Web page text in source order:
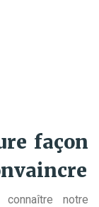
façon
notre